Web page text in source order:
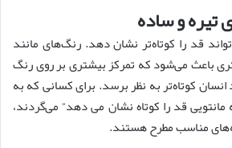
قد را کوتاه‌تر نشان دهد. رنگ‌های مانند
باعث می‌شود که تمرکز بیشتری بر روی رنگ
انسان کوتاه‌تر به نظر برسد. برای کسانی که به
قد را کوتاه نشان می دهد” می‌گردند،
مناسب مطرح هستند.